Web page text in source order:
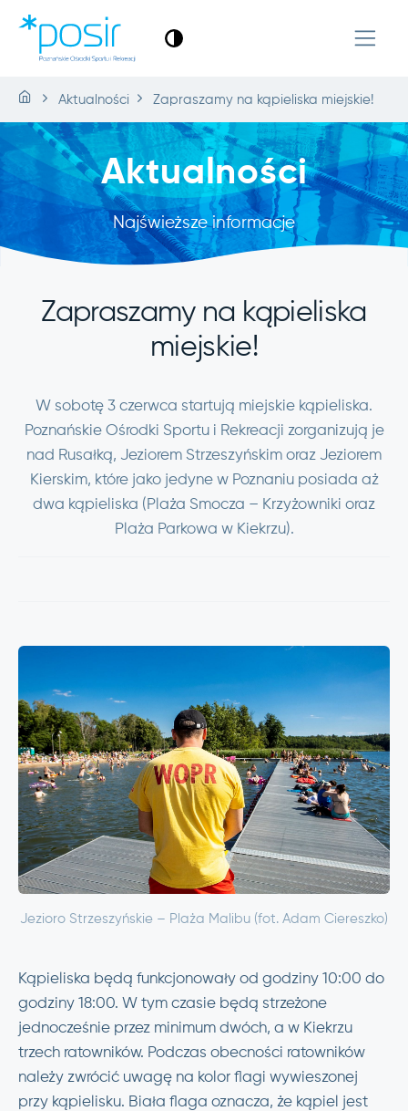
Aktualności Zapraszamy na kąpieliska miejskie!
Aktualności
Najświeższe informacje
Zapraszamy na kąpieliska
miejskie!
W sobotę 3 czerwca startują miejskie kąpieliska.
Poznańskie Ośrodki Sportu i Rekreacji zorganizują je
nad Rusałką, Jeziorem Strzeszyńskim oraz Jeziorem
Kierskim, które jako jedyne w Poznaniu posiada aż
dwa kąpieliska (Plaża Smocza – Krzyżowniki oraz
Plaża Parkowa w Kiekrzu).
Jezioro Strzeszyńskie – Plaża Malibu (fot. Adam Ciereszko)
Kąpieliska będą funkcjonowały od godziny 10:00 do
godziny 18:00. W tym czasie będą strzeżone
jednocześnie przez minimum dwóch, a w Kiekrzu
trzech ratowników. Podczas obecności ratowników
należy zwrócić uwagę na kolor flagi wywieszonej
przy kąpielisku. Biała flaga oznacza, że kąpiel jest